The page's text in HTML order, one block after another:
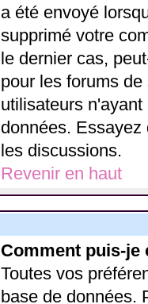
a été envoyé
supprimé votre
le dernier cas,
pour les forums
utilisateurs
données.
les discussions.
Revenir en haut
Comment puis-je
Toutes vos
base de données.